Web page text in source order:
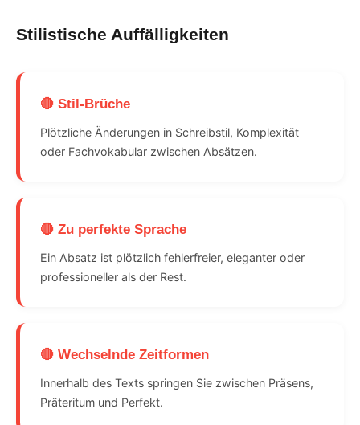
Stilistische Auffälligkeiten
🔴 Stil-Brüche
Plötzliche Änderungen in Schreibstil, Komplexität
oder Fachvokabular zwischen Absätzen.
🔴 Zu perfekte Sprache
Ein Absatz ist plötzlich fehlerfreier, eleganter oder
professioneller als der Rest.
🔴 Wechselnde Zeitformen
Innerhalb des Texts springen Sie zwischen Präsens,
Präteritum und Perfekt.